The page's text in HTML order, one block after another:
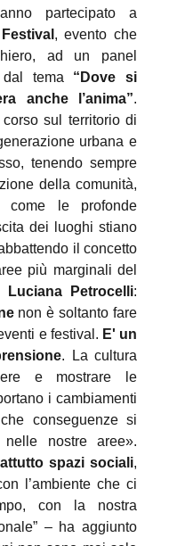
partecipato a
, evento che
ad un panel
tema “ Dove si
anche l’anima”.
sul territorio di
urbana e
tenendo sempre
della comunità,
come le profonde
dei luoghi stiano
il concetto
più marginali del
Luciana Petrocelli:
non è soltanto fare
e festival. E' un
. La cultura
e mostrare le
i cambiamenti
conseguenze si
nostre aree».
spazi sociali,
l’ambiente che ci
con la nostra
– ha aggiunto